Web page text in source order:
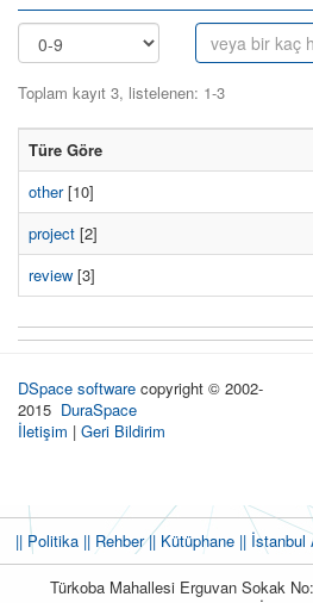
Toplam kayıt 3, listelenen: 1-3
Türe Göre
other[10]
project [2]
review [3]
DSpace software copyright © 2002-
2015 DuraSpace
İletişim | Geri Bildirim
|| Politika|| Rehber|| Kütüphane|| İstanbul
Türkoba Mahallesi Erguvan Sokak